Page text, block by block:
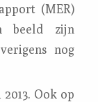
(MER)
beeld zijn
nog
Ook op